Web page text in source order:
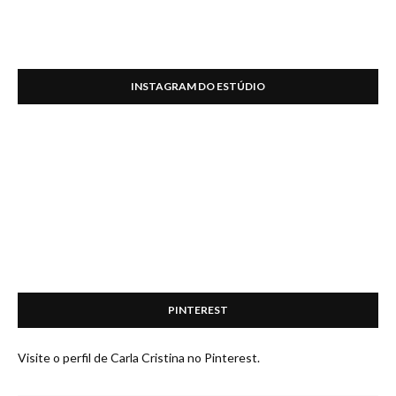
INSTAGRAM DO ESTÚDIO
PINTEREST
Visite o perfil de Carla Cristina no Pinterest.